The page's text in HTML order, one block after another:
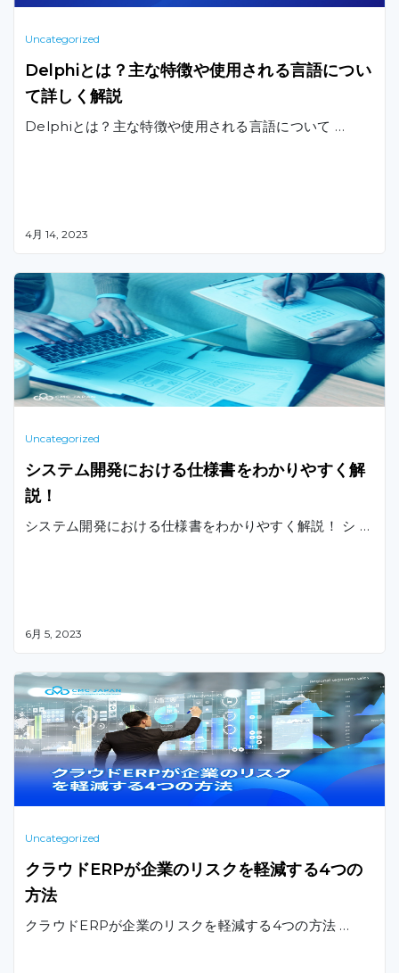
Uncategorized
Delphiとは？主な特徴や使用される言語につい
て詳しく解説
Delphiとは？主な特徴や使用される言語について …
4月 14, 2023
Uncategorized
システム開発における仕様書をわかりやすく解
説！
システム開発における仕様書をわかりやすく解説！ シ …
6月 5, 2023
Uncategorized
クラウドERPが企業のリスクを軽減する4つの
方法
クラウドERPが企業のリスクを軽減する4つの方法 …